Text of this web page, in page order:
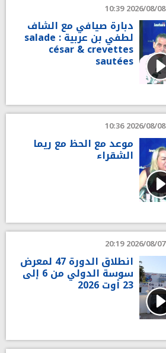
2026/08/08 10:39
دبارة صيافي مع الشاف
لطفي بن عربية : salade
césar & crevettes
sautées
2026/08/08 10:36
موعد مع الحظ مع ريما
الشقراء
2026/08/07 20:19
انطلاق الدورة 47 لمعرض
سوسة الدولي من 6 إلى
23 أوت 2026